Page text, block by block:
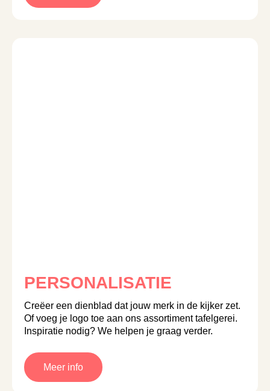
PERSONALISATIE
Creëer een dienblad dat jouw merk in de kijker zet.
Of voeg je logo toe aan ons assortiment tafelgerei.
Inspiratie nodig? We helpen je graag verder.
Meer info